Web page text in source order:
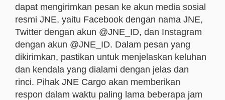
dapat mengirimkan pesan ke akun media sosial
resmi JNE, yaitu Facebook dengan nama JNE,
Twitter dengan akun @JNE_ID, dan Instagram
dengan akun @JNE_ID. Dalam pesan yang
dikirimkan, pastikan untuk menjelaskan keluhan
dan kendala yang dialami dengan jelas dan
rinci. Pihak JNE Cargo akan memberikan
respon dalam waktu paling lama beberapa jam